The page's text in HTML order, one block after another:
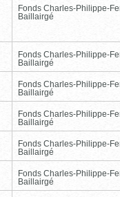
Fonds Charles-Philippe-
Baillairgé
Fonds Charles-Philippe-
Baillairgé
Fonds Charles-Philippe-
Baillairgé
Fonds Charles-Philippe-
Baillairgé
Fonds Charles-Philippe-
Baillairgé
Fonds Charles-Philippe-
Baillairgé